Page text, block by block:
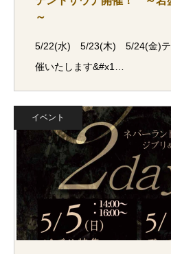
～
5/22(水) 5/23(木) 5/24(金)テ
催いたします&#x1…
イベント